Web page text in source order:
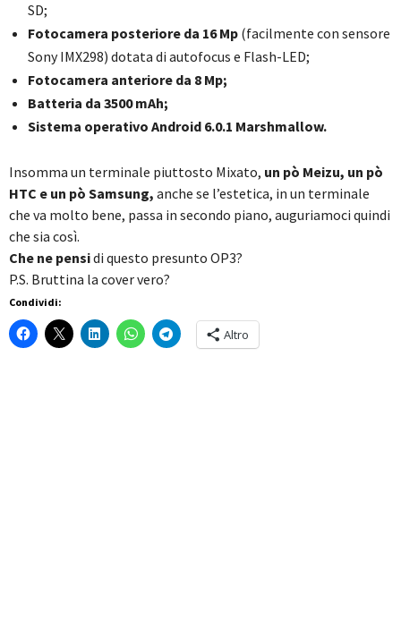
SD;
Fotocamera posteriore da 16 Mp (facilmente con sensore
Sony IMX298) dotata di autofocus e Flash-LED;
Fotocamera anteriore da 8 Mp;
Batteria da 3500 mAh;
Sistema operativo Android 6.0.1 Marshmallow.
Insomma un terminale piuttosto Mixato, un pò Meizu, un pò
HTC e un pò Samsung, anche se l’estetica, in un terminale
che va molto bene, passa in secondo piano, auguriamoci quindi
che sia così.
Che ne pensidi questo presunto OP3?
P.S. Bruttina la cover vero?
Condividi:
Altro